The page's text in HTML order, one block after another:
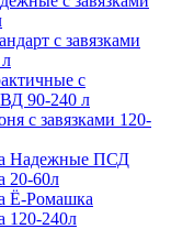
с завязками
с
90-240 л
с завязками 120-
Надежные ПСД
20-60л
Ё-Ромашка
120-240л